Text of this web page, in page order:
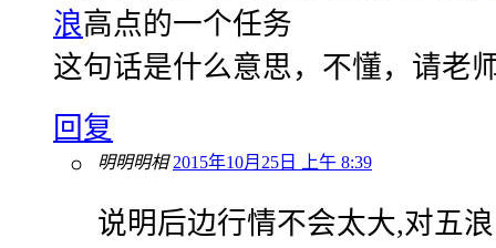
浪高点的一个任务
这句话是什么意思，不懂，请老
回复
明明明相 2015年10月25日 上午 8:39
说明后边行情不会太大,对五